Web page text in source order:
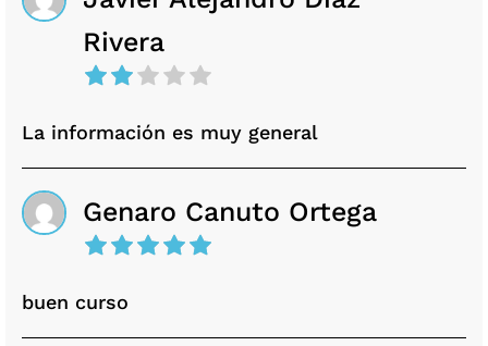
Rivera
La información es muy general
Genaro Canuto Ortega
buen curso